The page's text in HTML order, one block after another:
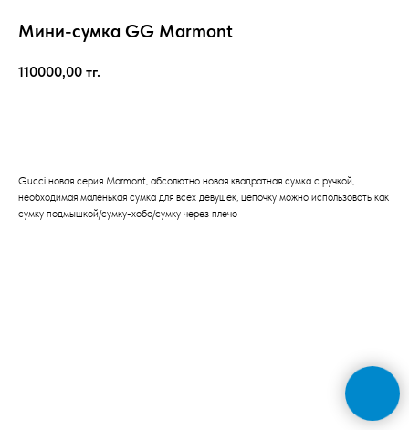
Мини-сумка GG Marmont
110000,00 тг.
Gucci новая серия Marmont, абсолютно новая квадратная сумка с ручкой,
необходимая маленькая сумка для всех девушек, цепочку можно использовать как
сумку подмышкой/сумку-хобо/сумку через плечо